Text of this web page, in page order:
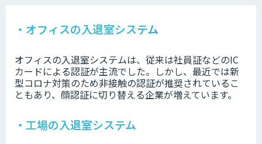
・オフィスの入退室システム
オフィスの入退室システムは、従来は社員証などのIC
カードによる認証が主流でした。しかし、最近では新
型コロナ対策のため非接触の認証が推奨されているこ
ともあり、顔認証に切り替える企業が増えています。
・工場の入退室システム